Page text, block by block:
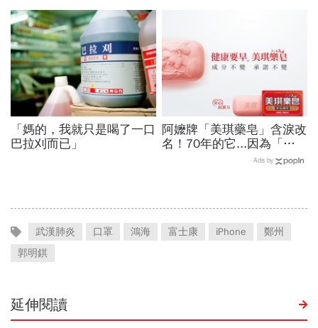
桃園市4大倡議，重構公共
運輸DNA
「媽的，我就只是喝了一口
巴拉刈而已」
阿嬤牌「美琪藥皂」含淚改
名！70年的它...因為「一
Ads by
武漢肺炎 口罩 鴻海 富士康 iPhone
鄭州
郭明錤
延伸閱讀